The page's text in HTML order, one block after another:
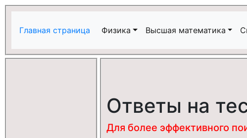
Главная страница Физика Высшая математика
Ответы на
Для более эффективного